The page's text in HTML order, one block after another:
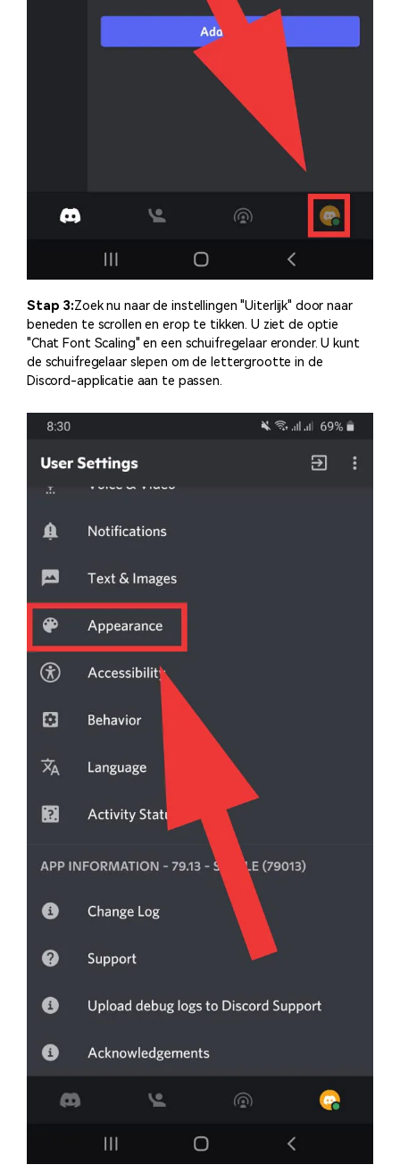
Stap 3:Zoek nu naar de instellingen "Uiterlijk" door naar
beneden te scrollen en erop te tikken. U ziet de optie
"Chat Font Scaling" en een schuifregelaar eronder. U kunt
de schuifregelaar slepen om de lettergrootte in de
Discord-applicatie aan te passen.